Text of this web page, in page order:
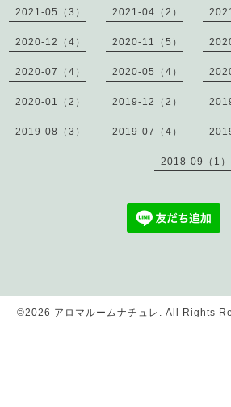
2021-05（3） 2021-04（2）
2020-12（4） 2020-11（5）
2020-07（4） 2020-05（4）
2020-01（2） 2019-12（2）
2019-08（3） 2019-07（4）
2018-09（1）
©2026 アロマルームナチュレ . All Rights